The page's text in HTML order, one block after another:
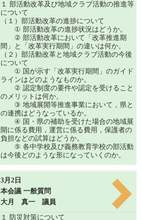
１ 部活動改革及び地域クラブ活動の推進等
について
（１）部活動改革の進捗について
① 部活動改革の進捗状況はどうか。
② 部活動改革において「改革推進期
間」と「改革実行期間」の違いは何か。
（２）部活動改革と地域クラブ活動の今後
について
① 国が示す「改革実行期間」のガイド
ラインはどのようなものか。
② 認定制度の要件や認定を受けること
のメリットは何か。
③ 地域展開等推進事業において，県と
の連携はどうなっているか。
④ 国・県の補助を受けた場合の地域展
開に係る費用，運営に係る費用，保護者の
負担などの試算はどうか。
⑤ 各中学校及び義務教育学校の部活動
は今後どのような形になっていくのか。
3月2日
本会議 一般質問
大月 真一 議員
１ 防災対策について